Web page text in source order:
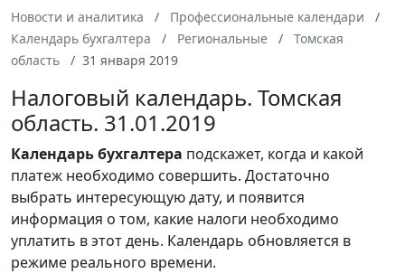
Новости и аналитика
Профессиональные календари
Календарь бухгалтера
Региональные
Томская
область
31 января 2019
Налоговый календарь. Томская
область. 31.01.2019
Календарьбухгалтера подскажет, когда и какой
платеж необходимо совершить. Достаточно
выбрать интересующую дату, и появится
информация о том, какие налоги необходимо
уплатить в этот день. Календарь обновляется в
режиме реального времени.